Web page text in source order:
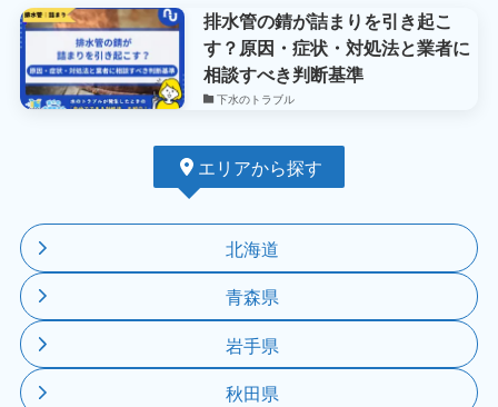
排水管の錆が詰まりを引き起こ
す？原因・症状・対処法と業者に
相談すべき判断基準
下水のトラブル
エリアから探す
北海道
青森県
岩手県
秋田県